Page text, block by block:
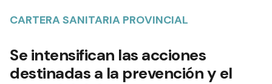
CARTERA SANITARIA PROVINCIAL
Se intensifican las acciones
destinadas a la prevención y el